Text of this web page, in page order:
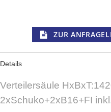
ZUR
Details
Verteilersäule
2xSchuko+2xB16+FI